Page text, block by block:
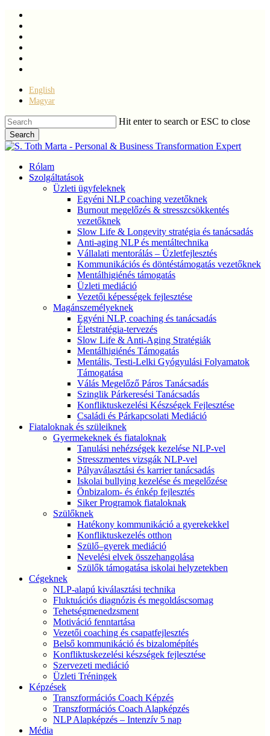
Skip
main
content
English
Magyar
Hit enter to search or ESC to close
Search
Close
Menu
Rólam
Szolgáltatások
Üzleti ügyfeleknek
Egyéni NLP coaching vezetőknek
Burnout megelőzés & stresszcsökkentés
vezetőknek
Slow Life & Longevity stratégia és tanácsadás
Anti-aging NLP és mentáltechnika
Vállalati mentorálás – Üzletfejlesztés
Kommunikációs és döntéstámogatás vezetőknek
Mentálhigiénés támogatás
Üzleti mediáció
Vezetői képességek fejlesztése
Magánszemélyeknek
Egyéni NLP, coaching és tanácsadás
Életstratégia-tervezés
Slow Life & Anti-Aging Stratégiák
Mentálhigiénés Támogatás
Mentális, Testi-Lelki Gyógyulási Folyamatok
Támogatása
Válás Megelőző Páros Tanácsadás
Szinglik Párkeresési Tanácsadás
Konfliktuskezelési Készségek Fejlesztése
Családi és Párkapcsolati Mediáció
Fiataloknak és szüleiknek
Gyermekeknek és fiataloknak
Tanulási nehézségek kezelése NLP-vel
Stresszmentes vizsgák NLP-vel
Pályaválasztási és karrier tanácsadás
Iskolai bullying kezelése és megelőzése
Önbizalom- és énkép fejlesztés
Siker Programok fiataloknak
Szülőknek
Hatékony kommunikáció a gyerekekkel
Konfliktuskezelés otthon
Szülő–gyerek mediáció
Nevelési elvek összehangolása
Szülők támogatása iskolai helyzetekben
Cégeknek
NLP-alapú kiválasztási technika
Fluktuációs diagnózis és megoldáscsomag
Tehetségmenedzsment
Motiváció fenntartása
Vezetői coaching és csapatfejlesztés
Belső kommunikáció és bizalomépítés
Konfliktuskezelési készségek fejlesztése
Szervezeti mediáció
Üzleti Tréningek
Képzések
Transzformációs Coach Képzés
Transzformációs Coach Alapképzés
NLP Alapképzés – Intenzív 5 nap
Média